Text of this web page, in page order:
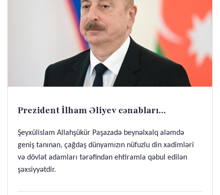
Prezident İlham Əliyev cənabları...
Şeyxülislam Allahşükür Paşazadə beynəlxalq aləmdə
geniş tanınan, çağdaş dünyamızın nüfuzlu din xadimləri
və dövlət adamları tərəfindən ehtiramla qəbul edilən
şəxsiyyətdir.